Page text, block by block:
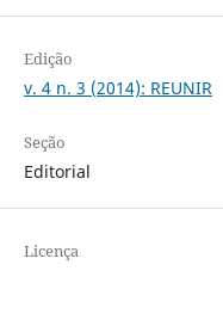
Edição
v. 4 n. 3 (2014): REUNIR
Seção
Editorial
Licença